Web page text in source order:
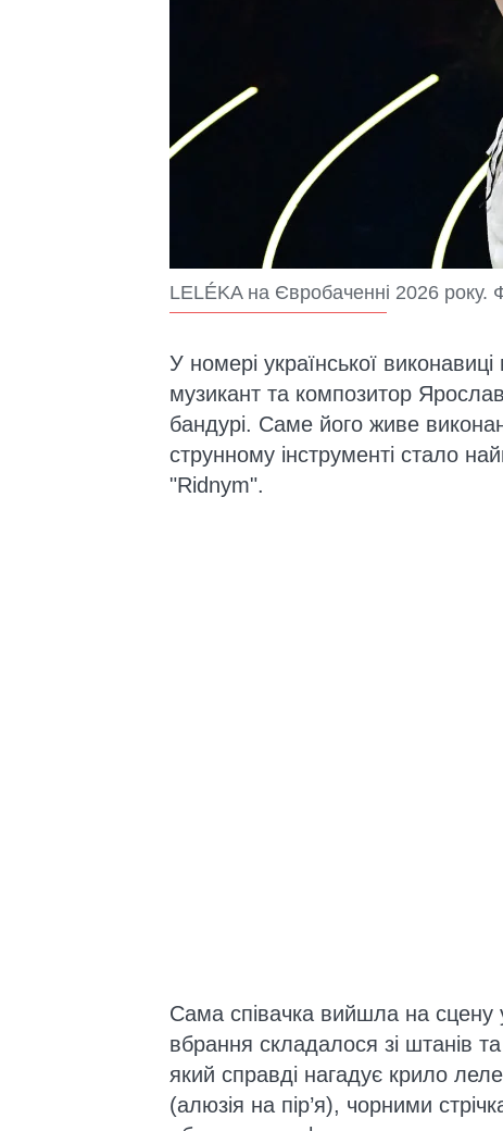
LELÉKA на Євробаченні 2026 року.
У номері української
музикант та композитор
бандурі. Саме його живе
струнному інструменті стало
"Ridnym".
Сама співачка вийшла на сцену
вбрання складалося зі штанів
який справді нагадує крило
(алюзія на пір’я), чорними